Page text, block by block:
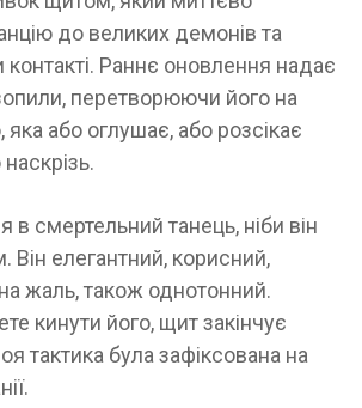
до великих демонів та
Раннє оновлення надає
перетворюючи його на
або оглушає, або розсікає
в смертельний танець, ніби він
Він елегантний, корисний,
жаль, також однотонний.
кинути його, щит закінчує
тактика була зафіксована на